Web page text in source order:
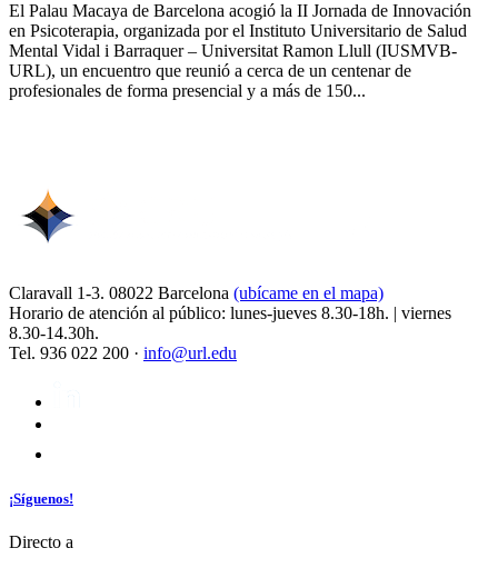
El Palau Macaya de Barcelona acogió la II Jornada de Innovación
en Psicoterapia, organizada por el Instituto Universitario de Salud
Mental Vidal i Barraquer – Universitat Ramon Llull (IUSMVB-
URL), un encuentro que reunió a cerca de un centenar de
profesionales de forma presencial y a más de 150...
Claravall 1-3. 08022 Barcelona (ubícame en el mapa)
Horario de atención al público: lunes-jueves 8.30-18h. | viernes
8.30-14.30h.
Tel. 936 022 200 · info@url.edu
¡Síguenos!
Directo a